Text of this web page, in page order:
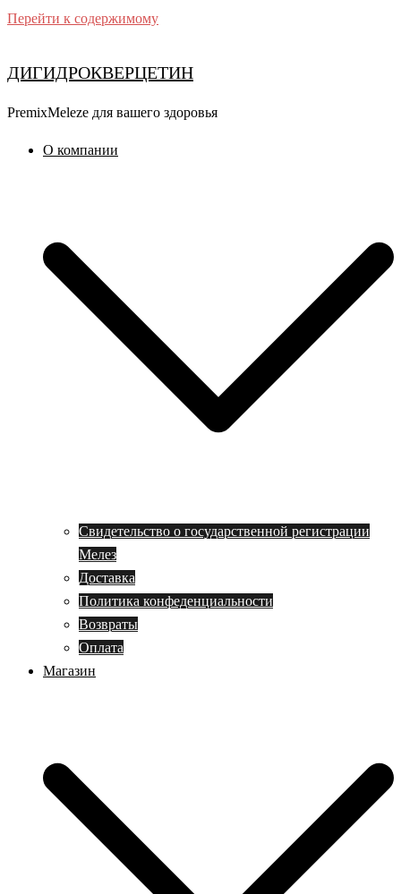
Перейти к содержимому
ДИГИДРОКВЕРЦЕТИН
PremixMeleze для вашего здоровья
О компании
Свидетельство о государственной регистрации
Мелез
Доставка
Политика конфеденциальности
Возвраты
Оплата
Магазин